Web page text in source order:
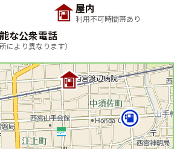
屋内
利用不可時間帯あり
な公衆電話
により異なります）